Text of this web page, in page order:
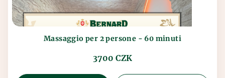
Massaggio per 2 persone - 60 minuti
3700 CZK